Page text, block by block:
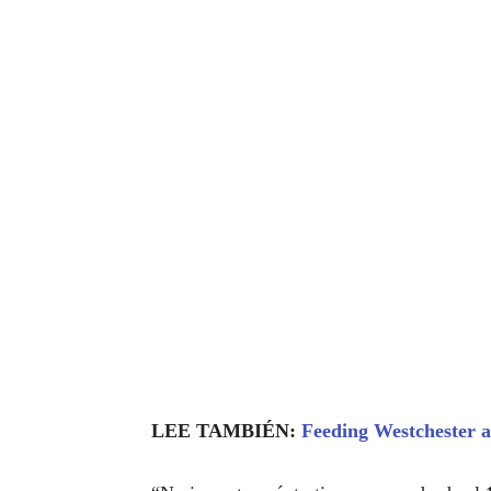
LEE TAMBIÉN: Feeding Westchester